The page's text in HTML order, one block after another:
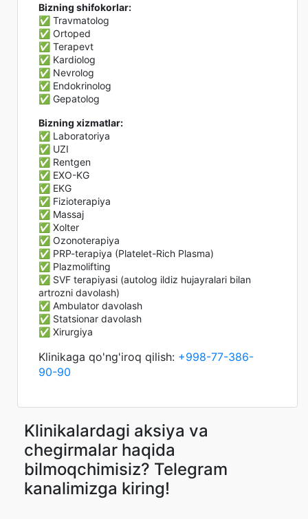
Bizning shifokorlar:
✅ Travmatolog
✅ Ortoped
✅ Terapevt
✅ Kardiolog
✅ Nevrolog
✅ Endokrinolog
✅ Gepatolog
Bizning xizmatlar:
✅ Laboratoriya
✅ UZI
✅ Rentgen
✅ EXO-KG
✅ EKG
✅ Fizioterapiya
✅ Massaj
✅ Xolter
✅ Ozonoterapiya
✅ PRP-terapiya (Platelet-Rich Plasma)
✅ Plazmolifting
✅ SVF terapiyasi (autolog ildiz hujayralari bilan
artrozni davolash)
✅ Ambulator davolash
✅ Statsionar davolash
✅ Xirurgiya
Klinikaga qo'ng'iroq qilish: +998-77-386-
90-90
Klinikalardagi aksiya va
chegirmalar haqida
bilmoqchimisiz? Telegram
kanalimizga kiring!